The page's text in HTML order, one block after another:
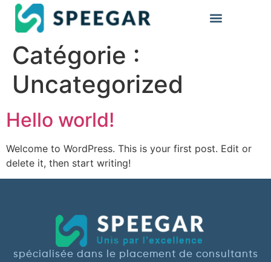
Catégorie :
Uncategorized
Hello world!
Welcome to WordPress. This is your first post. Edit or
delete it, then start writing!
spécialisée dans le placement de consultants